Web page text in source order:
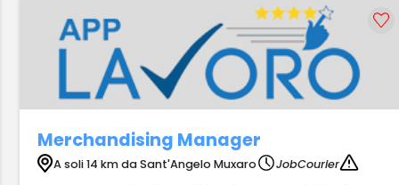
Merchandising Manager
A soli 14 km da Sant'Angelo Muxaro
JobCourier